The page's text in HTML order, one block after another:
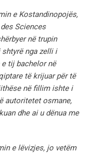
e Kostandinopojës,
Sciences
në trupin
nga zelli i
tij bachelor në
të krijuar për të
në fillim ishte i
autoritetet osmane,
dhe ai u dënua me
e lëvizjes, jo vetëm